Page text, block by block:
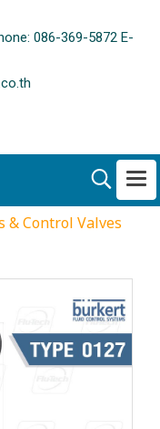
086-369-5872 E-
& Control Valves